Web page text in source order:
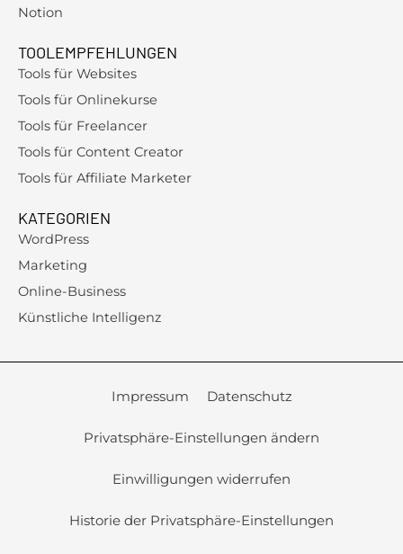
Notion
TOOLEMPFEHLUNGEN
Tools für Websites
Tools für Onlinekurse
Tools für Freelancer
Tools für Content Creator
Tools für Affiliate Marketer
KATEGORIEN
WordPress
Marketing
Online-Business
Künstliche Intelligenz
Impressum Datenschutz
Privatsphäre-Einstellungen ändern
Einwilligungen widerrufen
Historie der Privatsphäre-Einstellungen